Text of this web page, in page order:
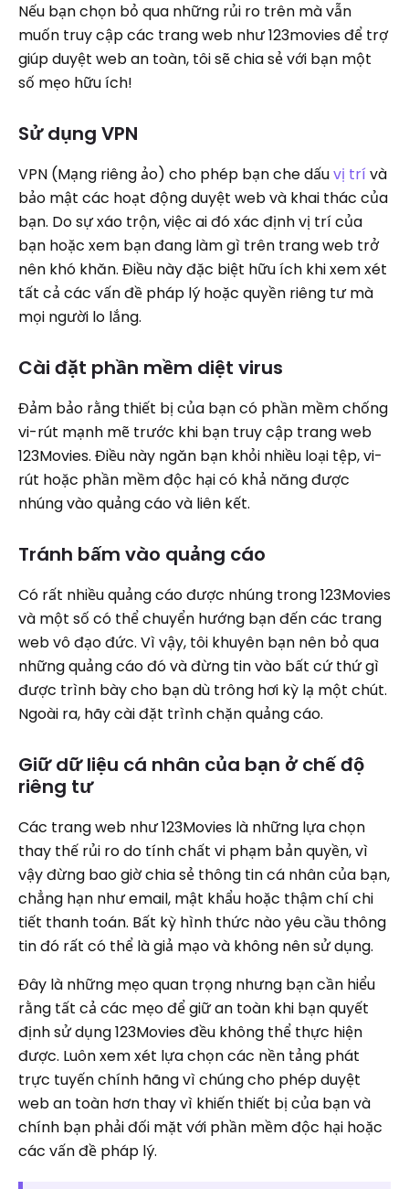
Nếu bạn chọn bỏ qua những rủi ro trên mà vẫn
muốn truy cập các trang web như 123movies để trợ
giúp duyệt web an toàn, tôi sẽ chia sẻ với bạn một
số mẹo hữu ích!
Sử dụng VPN
VPN (Mạng riêng ảo) cho phép bạn che dấuvị trí và
bảo mật các hoạt động duyệt web và khai thác của
bạn. Do sự xáo trộn, việc ai đó xác định vị trí của
bạn hoặc xem bạn đang làm gì trên trang web trở
nên khó khăn. Điều này đặc biệt hữu ích khi xem xét
tất cả các vấn đề pháp lý hoặc quyền riêng tư mà
mọi người lo lắng.
Cài đặt phần mềm diệt virus
Đảm bảo rằng thiết bị của bạn có phần mềm chống
vi-rút mạnh mẽ trước khi bạn truy cập trang web
123Movies. Điều này ngăn bạn khỏi nhiều loại tệp, vi-
rút hoặc phần mềm độc hại có khả năng được
nhúng vào quảng cáo và liên kết.
Tránh bấm vào quảng cáo
Có rất nhiều quảng cáo được nhúng trong 123Movies
và một số có thể chuyển hướng bạn đến các trang
web vô đạo đức. Vì vậy, tôi khuyên bạn nên bỏ qua
những quảng cáo đó và đừng tin vào bất cứ thứ gì
được trình bày cho bạn dù trông hơi kỳ lạ một chút.
Ngoài ra, hãy cài đặt trình chặn quảng cáo.
Giữ dữ liệu cá nhân của bạn ở chế độ
riêng tư
Các trang web như 123Movies là những lựa chọn
thay thế rủi ro do tính chất vi phạm bản quyền, vì
vậy đừng bao giờ chia sẻ thông tin cá nhân của bạn,
chẳng hạn như email, mật khẩu hoặc thậm chí chi
tiết thanh toán. Bất kỳ hình thức nào yêu cầu thông
tin đó rất có thể là giả mạo và không nên sử dụng.
Đây là những mẹo quan trọng nhưng bạn cần hiểu
rằng tất cả các mẹo để giữ an toàn khi bạn quyết
định sử dụng 123Movies đều không thể thực hiện
được. Luôn xem xét lựa chọn các nền tảng phát
trực tuyến chính hãng vì chúng cho phép duyệt
web an toàn hơn thay vì khiến thiết bị của bạn và
chính bạn phải đối mặt với phần mềm độc hại hoặc
các vấn đề pháp lý.